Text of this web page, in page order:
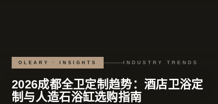
OLEARY · INSIGHTS INDUSTRY TRENDS
2026成都全卫定制趋势：酒店卫浴定
制与人造石浴缸选购指南